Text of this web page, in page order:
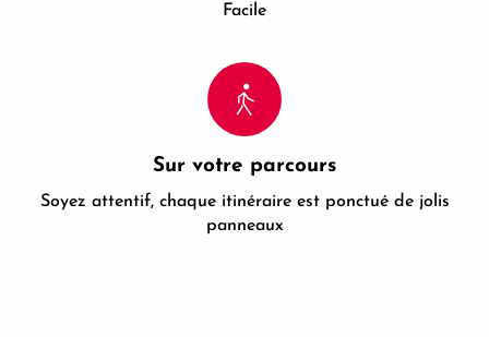
Facile
Sur votre parcours
Soyez attentif, chaque itinéraire est ponctué de jolis
panneaux